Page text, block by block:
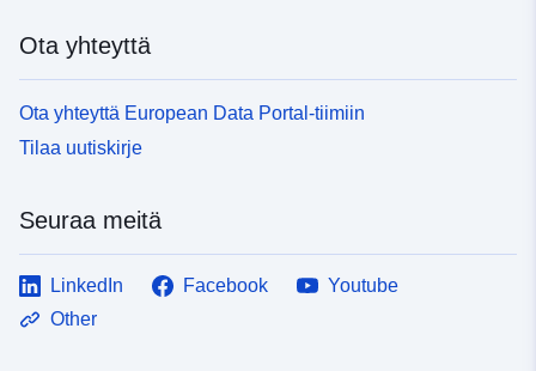
Ota yhteyttä
Ota yhteyttä European Data Portal-tiimiin
Tilaa uutiskirje
Seuraa meitä
LinkedIn Facebook
Youtube
Other